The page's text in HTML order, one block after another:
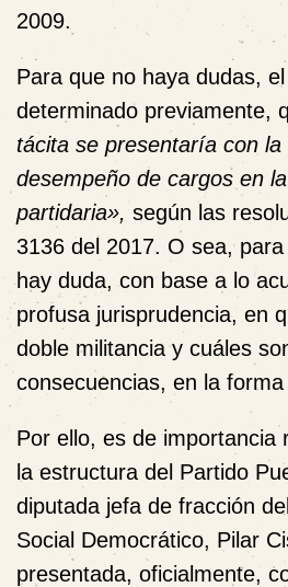
2009.
Para que no haya dudas,
determinado previamente,
tácita se presentaría con la
desempeño de cargos en
partidaria», según las
3136 del 2017. O sea,
hay duda, con base a lo
profusa jurisprudencia, en
doble militancia y cuáles
consecuencias, en la
Por ello, es de importancia
la estructura del Partido
diputada jefa de fracción del
Social Democrático, Pilar
presentada, oficialmente,